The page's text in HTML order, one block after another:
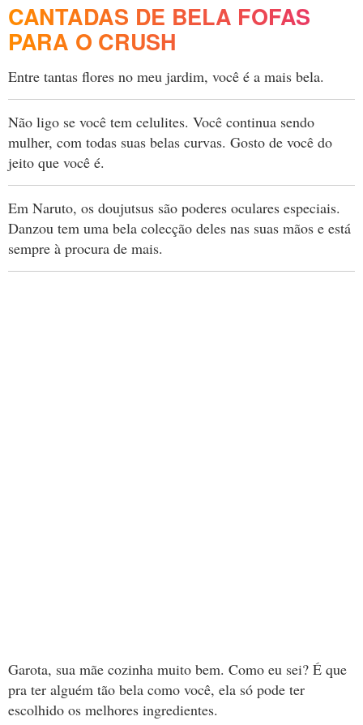
CANTADAS DE BELA FOFAS
PARA O CRUSH
Entre tantas flores no meu jardim, você é a mais bela.
Não ligo se você tem celulites. Você continua sendo
mulher, com todas suas belas curvas. Gosto de você do
jeito que você é.
Em Naruto, os doujutsus são poderes oculares especiais.
Danzou tem uma bela colecção deles nas suas mãos e está
sempre à procura de mais.
Garota, sua mãe cozinha muito bem. Como eu sei? É que
pra ter alguém tão bela como você, ela só pode ter
escolhido os melhores ingredientes.